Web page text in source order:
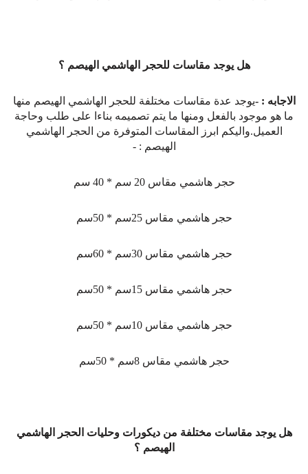
هل يوجد مقاسات للحجر الهاشمي الهيصم ؟
الاجابه : -يوجد عدة مقاسات مختلفة للحجر الهاشمي الهيصم منها
ما هو موجود بالفعل ومنها ما يتم تصميمه بناءا على طلب وحاجة
العميل.واليكم ابرز المقاسات المتوفرة من الحجر الهاشمي
الهيصم : -
حجر هاشمي مقاس 20 سم * 40 سم
حجر هاشمي مقاس 25سم * 50سم
حجر هاشمي مقاس 30سم * 60سم
حجر هاشمي مقاس 15سم * 50سم
حجر هاشمي مقاس 10سم * 50سم
حجر هاشمي مقاس 8سم * 50سم
هل يوجد مقاسات مختلفة من ديكورات وحليات الحجر الهاشمي
الهيصم ؟